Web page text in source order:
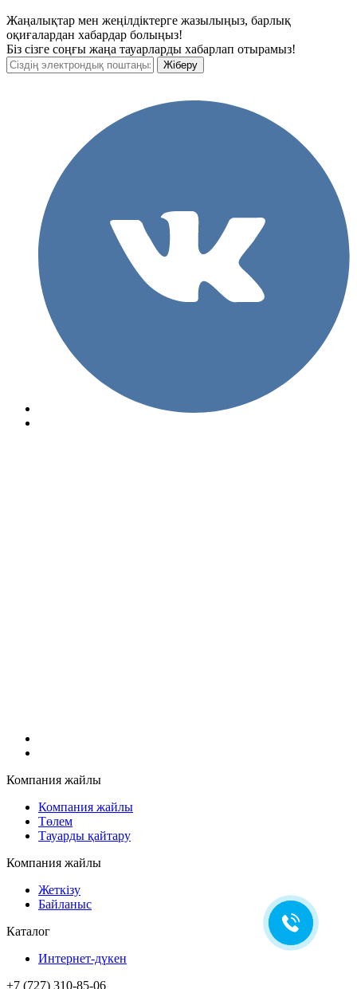
Жаңалықтар мен жеңілдіктерге жазылыңыз, барлық
оқиғалардан хабардар болыңыз!
Біз сізге соңғы жаңа тауарларды хабарлап отырамыз!
Компания жайлы
Компания жайлы
Төлем
Тауарды қайтару
Компания жайлы
Жеткізу
Байланыс
Каталог
Интернет-дүкен
+7 (727) 310-85-06